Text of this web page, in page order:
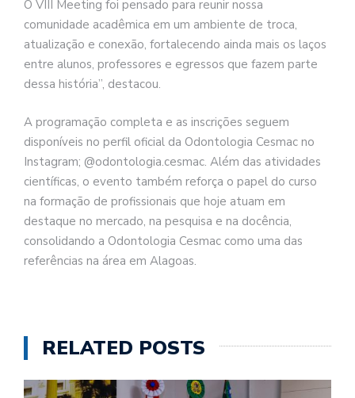
O VIII Meeting foi pensado para reunir nossa
comunidade acadêmica em um ambiente de troca,
atualização e conexão, fortalecendo ainda mais os laços
entre alunos, professores e egressos que fazem parte
dessa história”, destacou.
A programação completa e as inscrições seguem
disponíveis no perfil oficial da Odontologia Cesmac no
Instagram; @odontologia.cesmac. Além das atividades
científicas, o evento também reforça o papel do curso
na formação de profissionais que hoje atuam em
destaque no mercado, na pesquisa e na docência,
consolidando a Odontologia Cesmac como uma das
referências na área em Alagoas.
RELATED POSTS